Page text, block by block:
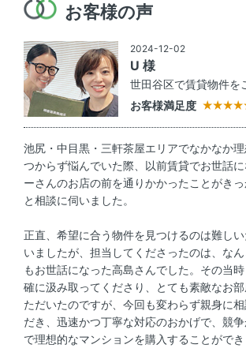
お客様の声
2024-12-02
U 様
世田谷区で賃貸物件を
お客様満足度
池尻・中目黒・三軒茶屋エリアでなかなか
つからず悩んでいた際、以前賃貸でお世話
ーさんのお店の前を通りかかったことがき
と相談に伺いました。
正直、希望に合う物件を見つけるのは難し
いましたが、担当してくださったのは、な
もお世話になった高島さんでした。その当
確に汲み取ってくださり、とても素敵なお
ただいたのですが、今回も変わらず親身に
だき、迅速かつ丁寧な対応のおかげで、競
で理想的なマンションを購入することができ